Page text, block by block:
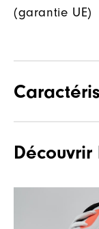
(garantie UE)